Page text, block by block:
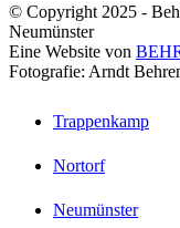
© Copyright 2025 -
Neumünster
Eine Website von
Fotografie: Arndt
Trappenkamp
Nortorf
Neumünster